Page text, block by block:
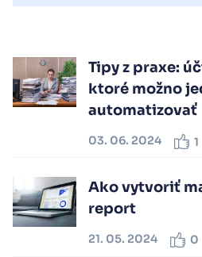
Tipy z praxe:
ktoré možno
automatizovať
03. 06. 2024 1
Ako vytvoriť
report
21. 05. 2024 0